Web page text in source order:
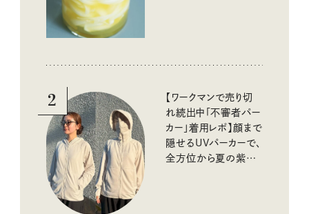
2
【ワークマンで売り切
れ続出中「不審者パー
カー」着用レポ】顔まで
隠せるUVパーカーで、
全方位から夏の紫外